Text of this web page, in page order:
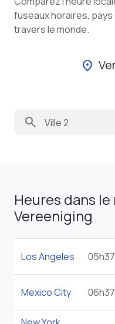
fuseaux horaires, pays
travers le monde.
location_on
search
Heures dans
Vereeniging
Los Angeles 05h37
Mexico City 06h37